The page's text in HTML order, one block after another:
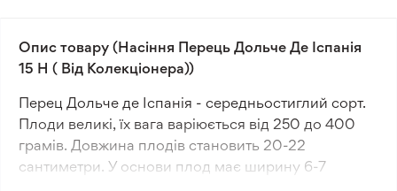
Опис товару (Насіння Перець Дольче Де Іспанія
15 Н ( Від Колекціонера))
Перец Дольче де Іспанія - середньостиглий сорт.
Плоди великі, їх вага варіюється від 250 до 400
грамів. Довжина плодів становить 20-22
сантиметри. У основи плод має ширину 6-7